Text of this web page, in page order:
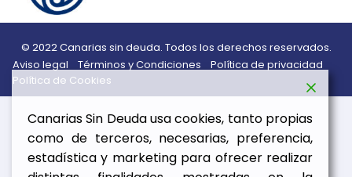
© 2022 Canarias sin deuda. Todos los derechos reservados.
Aviso legal
Términos y Condiciones
Política de privacidad
Política de Cookies
Canarias Sin Deuda usa cookies, tanto propias
como de terceros, necesarias, preferencia,
estadística y marketing para ofrecer realizar